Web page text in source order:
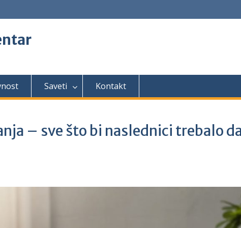
Saveti Kontakt
– sve što bi naslednici trebalo